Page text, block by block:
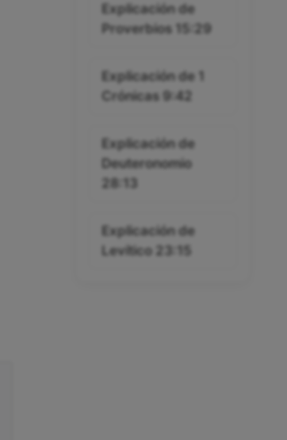
Explicación de
Proverbios 15:29
Explicación de 1
Crónicas 9:42
Explicación de
Deuteronomio
28:13
Explicación de
Levítico 23:15